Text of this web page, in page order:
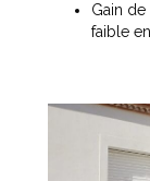
Gain
faible